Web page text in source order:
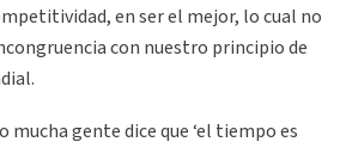
en ser el mejor, lo cual no
con nuestro principio de
mucha gente dice que ‘el tiempo es